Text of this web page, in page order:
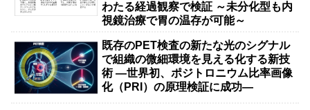
わたる経過観察で検証 ～未分化型も内
視鏡治療で胃の温存が可能～
既存のPET検査の新たな光のシグナル
で組織の微細環境を見える化する新技
術 ―世界初、ポジトロニウム比率画像
化（PRI）の原理検証に成功―